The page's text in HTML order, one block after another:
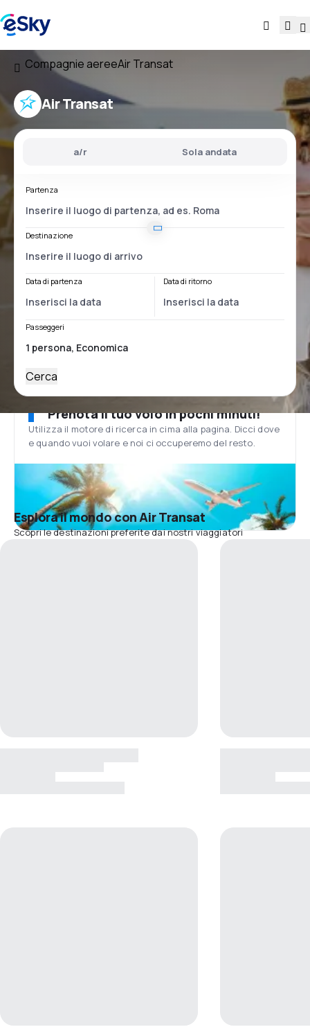
Compagnie aereeAir Transat
Air Transat
a/r Sola andata
Partenza
Destinazione
Data di partenza Data di ritorno
Passeggeri
Cerca
Prenota il tuo volo in pochi minuti!
Utilizza il motore di ricerca in cima alla pagina. Dicci dove
e quando vuoi volare e noi ci occuperemo del resto.
Esplora il mondo con Air Transat
Scopri le destinazioni preferite dai nostri viaggiatori